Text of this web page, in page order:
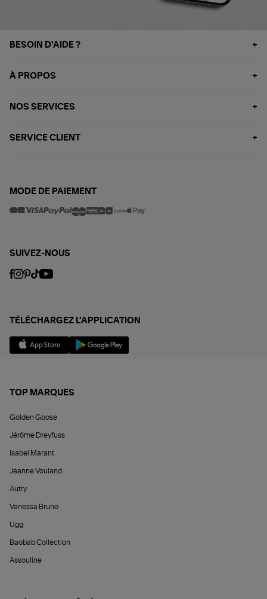
BESOIN D'AIDE ?
À PROPOS
NOS SERVICES
SERVICE CLIENT
MODE DE PAIEMENT
SUIVEZ-NOUS
TÉLÉCHARGEZ L'APPLICATION
TOP MARQUES
Golden Goose
Jérôme Dreyfuss
Isabel Marant
Jeanne Vouland
Autry
Vanessa Bruno
Ugg
Baobab Collection
Assouline